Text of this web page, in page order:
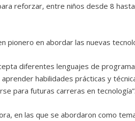
reforzar, entre niños desde 8
pionero en abordar las nuevas
diferentes lenguajes de
habilidades prácticas y
para futuras carreras en tecnología”.
en las que se abordaron como